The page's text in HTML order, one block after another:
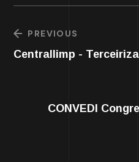
PREVIOUS
Centrallimp -
CONVEDI